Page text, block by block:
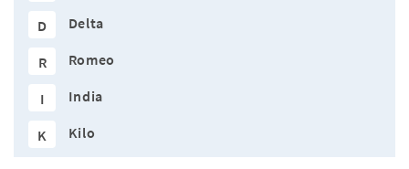
D Delta
R Romeo
I India
K Kilo